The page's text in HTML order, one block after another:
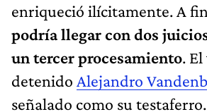
enriqueció ilícitamente. A
podría llegar con dos
un tercer procesamiento.
detenido Alejandro
señalado como su testaferro.